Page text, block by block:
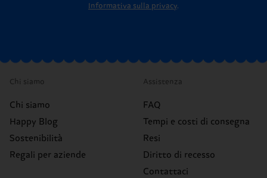
Informativa sulla privacy.
Chi siamo
Chi siamo
Happy Blog
Sostenibilità
Regali per aziende
Assistenza
FAQ
Tempi e costi di consegna
Resi
Diritto di recesso
Contattaci